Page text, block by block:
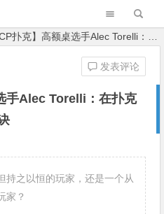
克】高额桌选手Alec Torelli：在扑克和生活中寻找动力的秘诀
手Alec Torelli：在扑克
发表评论
持之以恒的玩家，还是一个从
家？